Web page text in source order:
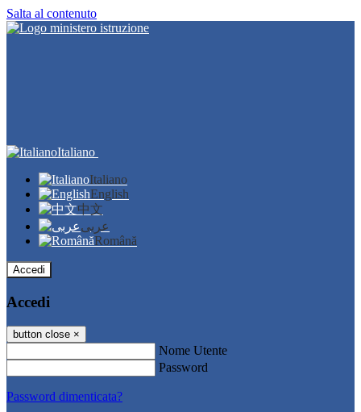
Salta al contenuto
Italiano
Italiano
English
中文
عربى
Română
Accedi
Accedi
button close ×
Nome Utente
Password
Password dimenticata?